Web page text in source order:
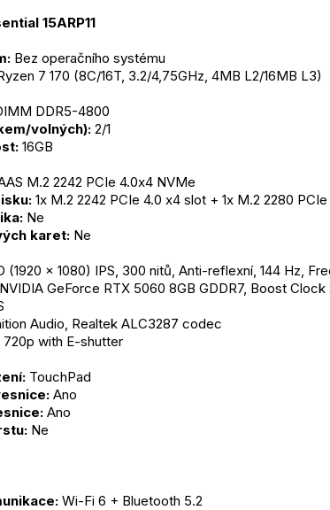
15ARP11
Bez operačního systému
7 170 (8C/16T, 3.2/4,75GHz, 4MB L2/16MB L3)
DDR5-4800
volných): 2/1
16GB
M.2 2242 PCIe 4.0x4 NVMe
1x M.2 2242 PCIe 4.0 x4 slot + 1x M.2 2280
Ne
karet: Ne
(1920 x 1080) IPS, 300 nitů, Anti-reflexní, 144 Hz,
GeForce RTX 5060 8GB GDDR7, Boost
Audio, Realtek ALC3287 codec
with E-shutter
TouchPad
Ano
Ano
Ne
Wi-Fi 6 + Bluetooth 5.2